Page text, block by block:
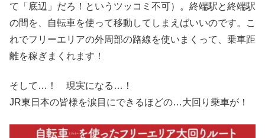
て「底辺」だろ！というツッコミ不可）。終端駅と終端駅
の間を、自転車を使って移動してしまえばいいのです。こ
れでフリーエリアの外周部の路線を使いまくって、乗車距
離を稼ぎまくれます！
そして…！ 現実になる…！
JR東日本の皆様を涙目にできるほどの…大回り乗車が！